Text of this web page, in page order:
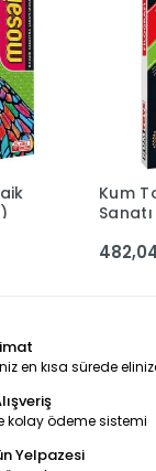
Kum
en kısa sürede
kolay ödeme sistemi
Yelpazesi